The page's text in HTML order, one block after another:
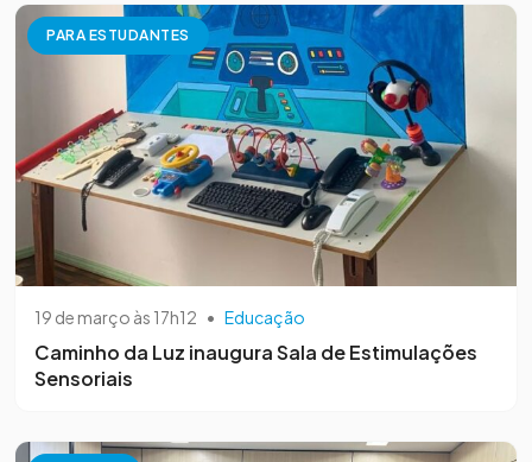
PARA ESTUDANTES
19 de março às 17h12 • Educação
Caminho da Luz inaugura Sala de Estimulações
Sensoriais